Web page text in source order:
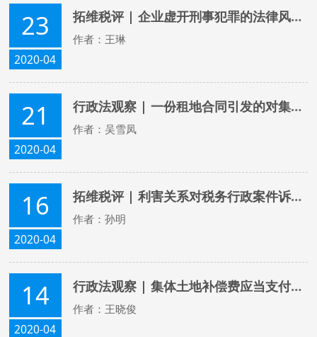
23
2020-04
拓维税评 | 企业虚开刑事犯罪的法律风险解读
作者：王琳
21
2020-04
行政法观察 | 一份租地合同引发的对集体经营性建设用地使用权年限的思考
作者：吴雪凤
16
2020-04
拓维税评 | 利害关系对税务行政案件诉权的思考
作者：孙明
14
2020-04
行政法观察 | 集体土地补偿费应当支付给谁？
作者：王晓俊